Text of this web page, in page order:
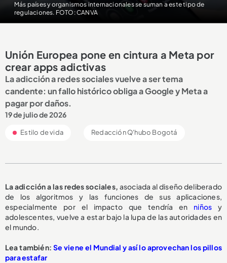
Más países y organismos internacionales se suman a este tipo de
regulaciones. FOTO: CANVA
Unión Europea pone en cintura a Meta por
crear apps adictivas
La adicción a redes sociales vuelve a ser tema
candente: un fallo histórico obliga a Google y Meta a
pagar por daños.
19 de julio de 2026
Estilo de vida Redacción Q'hubo Bogotá
La adicción a las redes sociales, asociada al diseño deliberado
de los algoritmos y las funciones de sus aplicaciones,
especialmente por el impacto que tendría en niños y
adolescentes, vuelve a estar bajo la lupa de las autoridades en
el mundo.
Lea también: Se viene el Mundial y así lo aprovechan los pillos
para estafar